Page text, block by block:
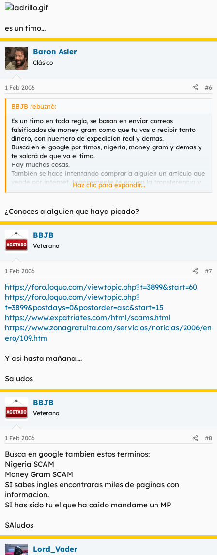
es un timo...
Baron Asler
Clásico
1 Feb 2006 #6
BBJB rebuznó:
Es un timo en toda regla, se basan en enviar correos
falsificados de money gram como que tu vas a recibir tanto
dinero, con nuemero de expedicion real y demas.
Busca en el google por timos, nigeria, money gram y demas y
te saldrá de que va el timo.
Hay muchas cosas.
Tambien se hace intentando comprar a alguien un articulo que
vende por internet, teoricamente te envian la transferencia y
tu le envias el archivo, pero l atransferencia nunca llegará.
Saludos
Haz clic para expandir...
¿Conoces a alguien que haya picado?
BBJB
Veterano
1 Feb 2006 #7
https://foro.loquo.com/viewtopic.php?t=3899&start=60
https://foro.loquo.com/viewtopic.php?
t=3899&postdays=0&postorder=asc&start=15
https://www.expatriates.com/html/scams.html
https://www.zonagratuita.com/servicios/noticias/2006/en
ero/109.htm
Y asi hasta mañana....
Saludos
BBJB
Veterano
1 Feb 2006 #8
Busca en google tambien estos terminos:
Nigeria SCAM
Money Gram SCAM
SI sabes ingles encontraras miles de paginas con
informacion.
SI has sido tu el que ha caido mandame un MP
SAludos
Lord_Vader